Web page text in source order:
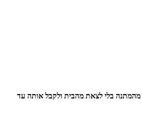
מהמתנה בלי לצאת מהבית ולקבל אותה עד